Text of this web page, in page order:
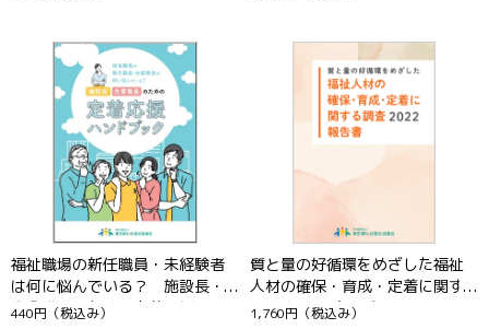
福祉職場の新任職員・未経験者
は何に悩んでいる？ 施設長・
先輩職員のための定着応援ハン
440円 （税込み）
質と量の好循環をめざした福祉
人材の確保・育成・定着に関す
る調査2022報告書
1,760円 （税込み）